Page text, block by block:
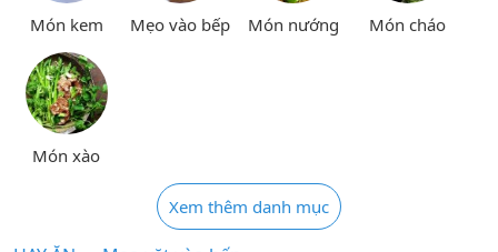
Món kem Mẹo vào bếp Món nướng Món cháo
Món xào
Xem thêm danh mục